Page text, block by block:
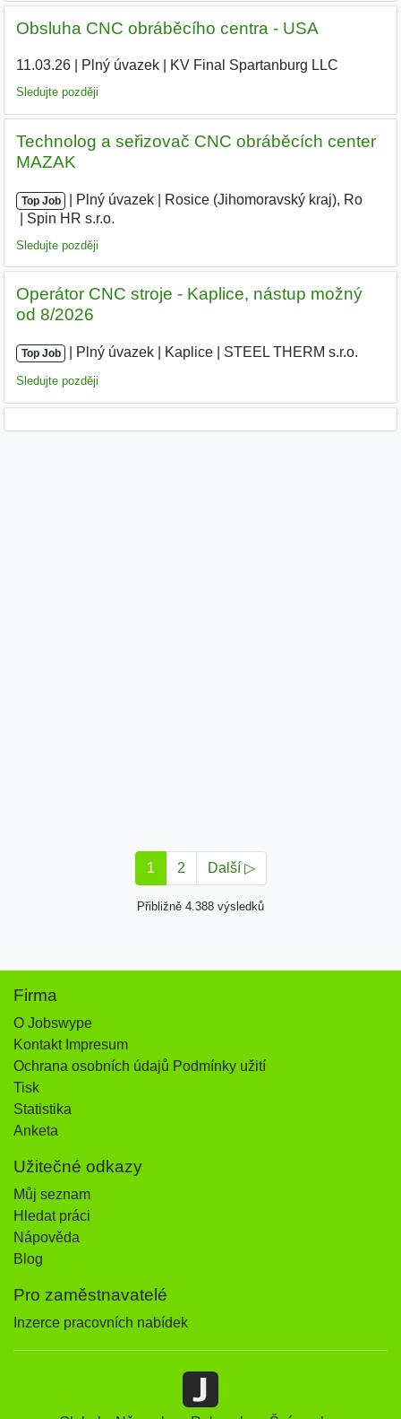
Obsluha CNC obráběcího centra - USA
11.03.26| Plný úvazek| KV Final Spartanburg LLC
Sledujte později
Technolog a seřizovač CNC obráběcích center
MAZAK
Top Job Plný úvazek Rosice (Jihomoravský kraj), Ro
Spin HR s.r.o.
Sledujte později
Operátor CNC stroje - Kaplice, nástup možný
od 8/2026
Top Job Plný úvazek Kaplice STEEL THERM s.r.o.
Sledujte později
1 2 Další ▷
Přibližně 4.388 výsledků
Firma
O Jobswype
Kontakt Impresum
Ochrana osobních údajů Podmínky užití
Tisk
Statistika
Anketa
Užitečné odkazy
Můj seznam
Hledat práci
Nápověda
Blog
Pro zaměstnavatelé
Inzerce pracovních nabídek